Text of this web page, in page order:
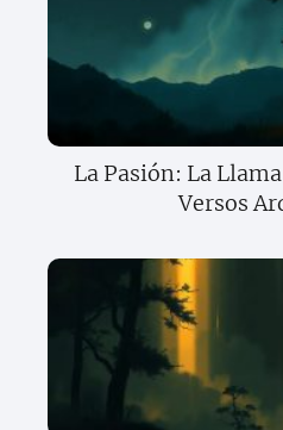
La Pasión: La
Versos